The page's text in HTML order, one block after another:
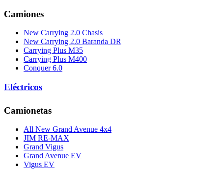
Camiones
New Carrying 2.0 Chasis
New Carrying 2.0 Baranda DR
Carrying Plus M35
Carrying Plus M400
Conquer 6.0
Eléctricos
Camionetas
All New Grand Avenue 4x4
JIM RE-MAX
Grand Vigus
Grand Avenue EV
Vigus EV